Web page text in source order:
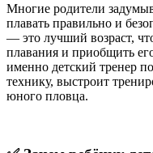
Многие родители
плавать правильно и
— это лучший возраст,
плавания и приобщить
именно детский тренер
технику, выстроит
юного пловца.